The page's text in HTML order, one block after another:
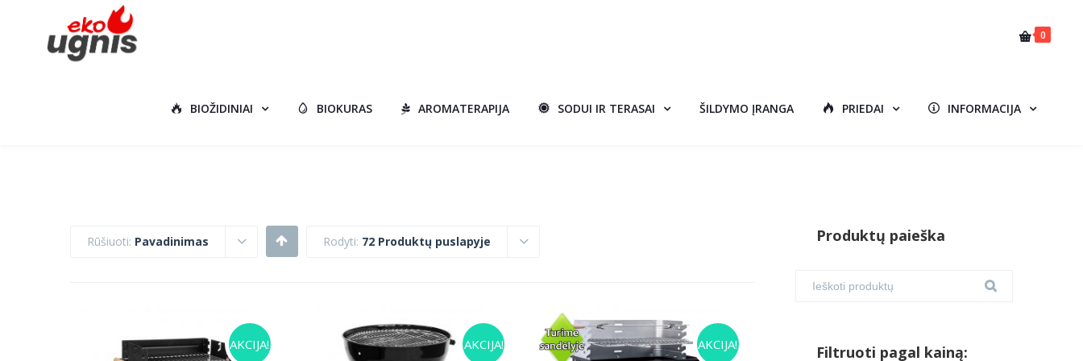
0
BIOŽIDINIAI BIOKURAS AROMATERAPIJA SODUI IR TERASAI ŠILDYMO ĮRANGA PRIEDAI INFORMACIJA
Rūšiuoti: Pavadinimas Rodyti: 72 Produktų puslapyje
AKCIJA! AKCIJA! AKCIJA!
Produktų paieška
Filtruoti pagal kainą: